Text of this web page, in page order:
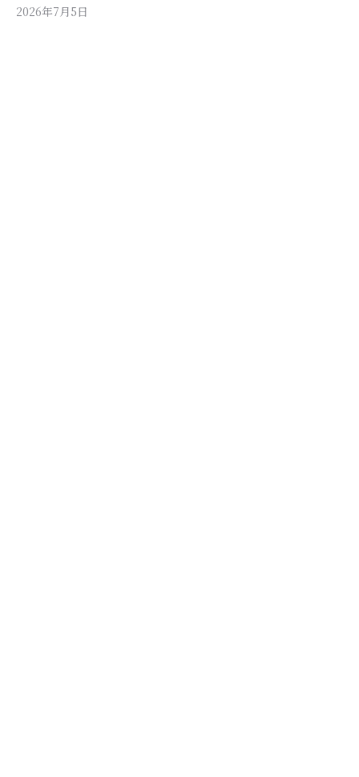
2026年7月5日